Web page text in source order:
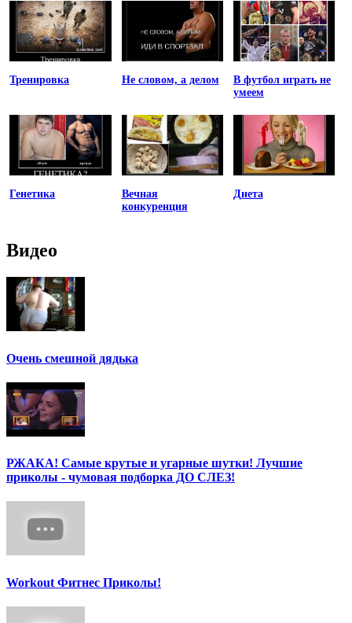
Тренировка Не словом, а делом
В футбол играть не
умеем
Генетика
Вечная
конкуренция
Диета
Видео
Очень смешной дядька
РЖАКА! Самые крутые и угарные шутки! Лучшие
приколы - чумовая подборка ДО СЛЕЗ!
Workout Фитнес Приколы!